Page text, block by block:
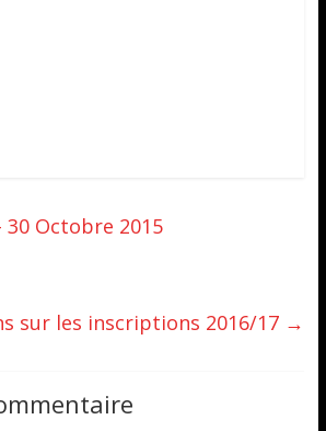
30 Octobre 2015
sur les inscriptions 2016/17 →